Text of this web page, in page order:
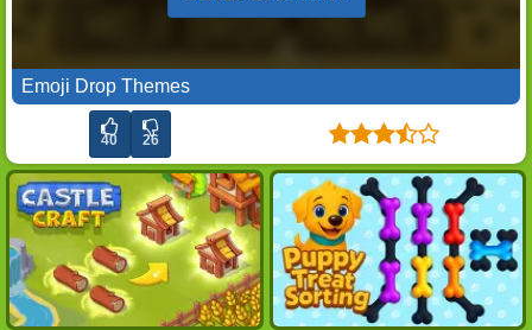
Emoji Drop Themes
40 26